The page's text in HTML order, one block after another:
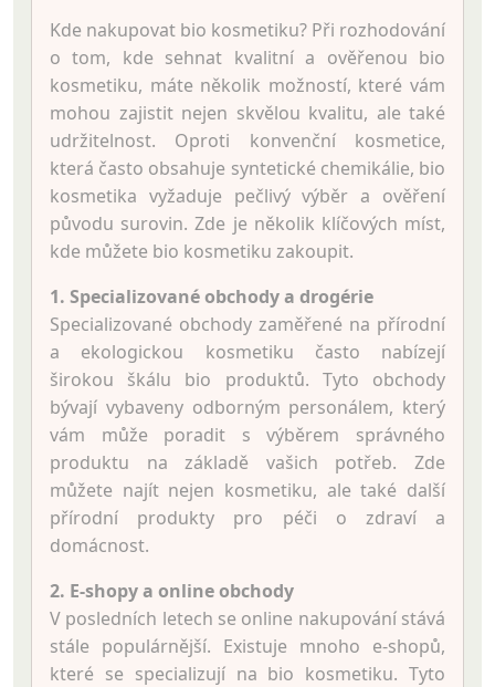
Kde nakupovat bio kosmetiku? Při rozhodování
o tom, kde sehnat kvalitní a ověřenou bio
kosmetiku, máte několik možností, které vám
mohou zajistit nejen skvělou kvalitu, ale také
udržitelnost. Oproti konvenční kosmetice,
která často obsahuje syntetické chemikálie, bio
kosmetika vyžaduje pečlivý výběr a ověření
původu surovin. Zde je několik klíčových míst,
kde můžete bio kosmetiku zakoupit.
1. Specializované obchody a drogérie
Specializované obchody zaměřené na přírodní
a ekologickou kosmetiku často nabízejí
širokou škálu bio produktů. Tyto obchody
bývají vybaveny odborným personálem, který
vám může poradit s výběrem správného
produktu na základě vašich potřeb. Zde
můžete najít nejen kosmetiku, ale také další
přírodní produkty pro péči o zdraví a
domácnost.
2. E-shopy a online obchody
V posledních letech se online nakupování stává
stále populárnější. Existuje mnoho e-shopů,
které se specializují na bio kosmetiku. Tyto